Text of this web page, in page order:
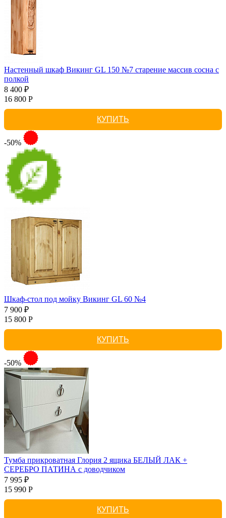
Настенный шкаф Викинг GL 150 №7 старение массив сосна с
полкой
8 400 ₽
16 800 Р
КУПИТЬ
-50%
Шкаф-стол под мойку Викинг GL 60 №4
7 900 ₽
15 800 Р
КУПИТЬ
-50%
Тумба прикроватная Глория 2 ящика БЕЛЫЙ ЛАК +
СЕРЕБРО ПАТИНА с доводчиком
7 995 ₽
15 990 Р
КУПИТЬ